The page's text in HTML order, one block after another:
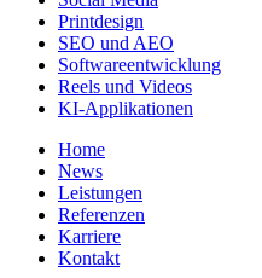
Printdesign
SEO und AEO
Softwareentwicklung
Reels und Videos
KI-Applikationen
Home
News
Leistungen
Referenzen
Karriere
Kontakt